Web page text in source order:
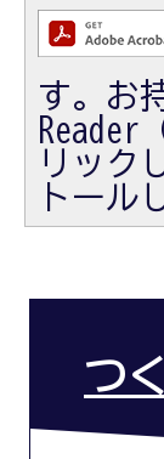
す。お
Reader
リック
トール
つ